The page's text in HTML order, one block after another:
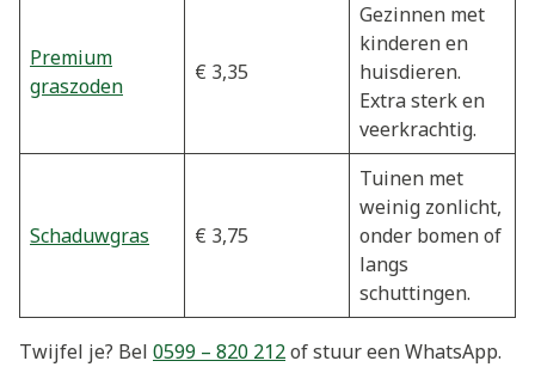
Premium
graszoden
€ 3,35
Gezinnen met
kinderen en
huisdieren.
Extra sterk en
veerkrachtig.
Schaduwgras € 3,75
Tuinen met
weinig zonlicht,
onder bomen of
langs
schuttingen.
Twijfel je? Bel 0599 – 820 212of stuur een WhatsApp.